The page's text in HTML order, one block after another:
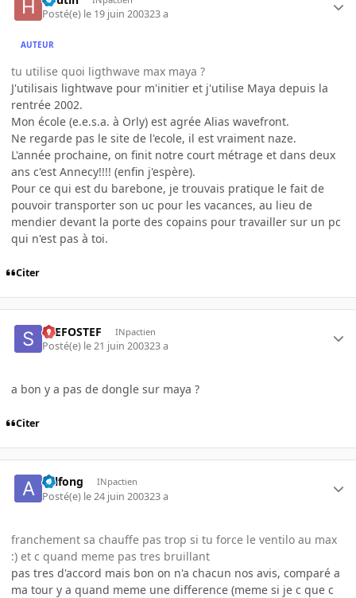
Posté(e) le 19 juin 200323 a
AUTEUR
tu utilise quoi ligthwave max maya ?
J'utilisais lightwave pour m'initier et j'utilise Maya depuis la
rentrée 2002.
Mon école (e.e.s.a. à Orly) est agrée Alias wavefront.
Ne regarde pas le site de l'ecole, il est vraiment naze.
L'année prochaine, on finit notre court métrage et dans deux
ans c'est Annecy!!!! (enfin j'espère).
Pour ce qui est du barebone, je trouvais pratique le fait de
pouvoir transporter son uc pour les vacances, au lieu de
mendier devant la porte des copains pour travailler sur un pc
qui n'est pas à toi.
Citer
STEFOSTEF INpactien
Posté(e) le 21 juin 200323 a
a bon y a pas de dongle sur maya ?
Citer
axlfong INpactien
Posté(e) le 24 juin 200323 a
franchement sa chauffe pas trop si tu force le ventilo au max
:) et c quand meme pas tres bruillant
pas tres d'accord mais bon on n'a chacun nos avis, comparé a
ma tour y a quand meme une difference (meme si je c que c